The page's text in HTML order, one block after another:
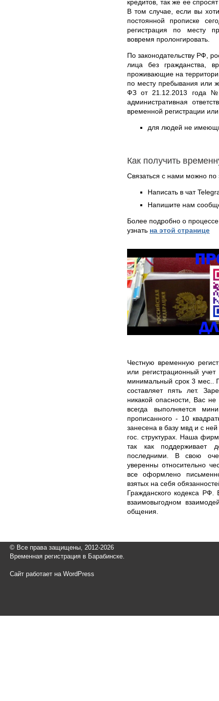
кредитов, так же ее
В том случае, если вы
постоянной прописке
регистрация по месту
вовремя пролонгировать.
По законодательству РФ,
лица без гражданства,
проживающие на
по месту пребывания или
ФЗ от 21.12.2013 года №
административная
временной регистрации
для людей не
Как получить
Связаться с нами можно по
Написать в чат
Напишите нам
Более подробно о
узнать на этой странице
Честную временную
или регистрационный
минимальный срок 3 мес..
составляет пять лет.
никакой опасности, Вас
всегда выполняется
прописанного - 10
занесена в базу мвд и с
гос. структурах. Наша
так как поддерживает
последними. В свою
уверенны относительно
все оформлено
взятых на себя
Гражданского кодекса
взаимовыгодном
общения.
© Все права защищены, 2012-2026
Временная регистрация в Барабинске.
Сайт работает на WordPress